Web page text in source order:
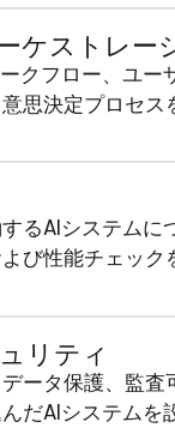
ケストレー
クフロー、ユー
思決定プロセス
るAIシステムに
び性能チェック
リティ
ータ保護、監
だAIシステムを